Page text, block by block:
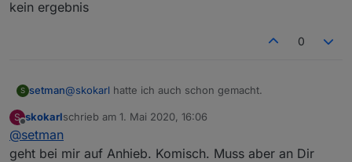
kein ergebnis
0
S setman@skokarl hatte ich auch schon gemacht.
hab auch eine neue telegram instanz angelegt
S
Offline
skokarlschrieb am 1. Mai 2020, 16:06
zuletzt editiert von
@setman
geht bei mir auf Anhieb. Komisch. Muss aber an Dir